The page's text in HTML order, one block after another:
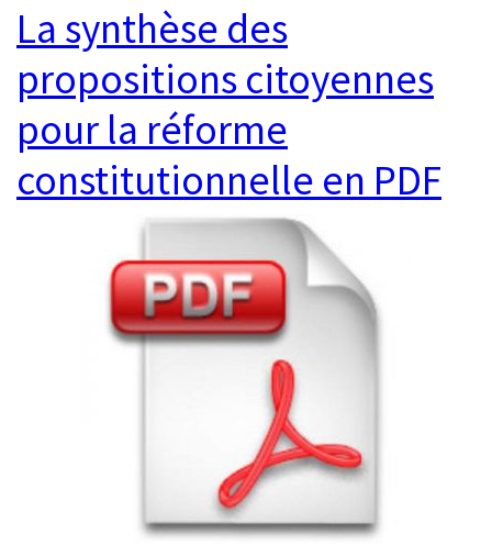
La synthèse des
propositions citoyennes
pour la réforme
constitutionnelle en PDF